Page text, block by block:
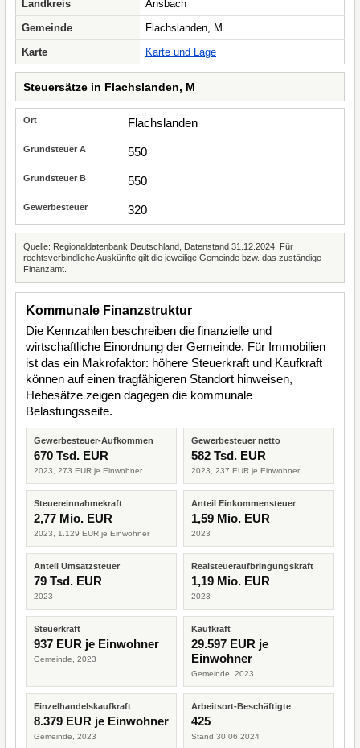
Landkreis
Ansbach
Gemeinde
Flachslanden, M
Karte
Karte und Lage
Steuersätze in Flachslanden, M
Flachslanden
550
550
320
Quelle: Regionaldatenbank Deutschland, Datenstand 31.12.2024. Für
rechtsverbindliche Auskünfte gilt die jeweilige Gemeinde bzw. das zuständige
Finanzamt.
Kommunale Finanzstruktur
Die Kennzahlen beschreiben die finanzielle und
wirtschaftliche Einordnung der Gemeinde. Für Immobilien
ist das ein Makrofaktor: höhere Steuerkraft und Kaufkraft
können auf einen tragfähigeren Standort hinweisen,
Hebesätze zeigen dagegen die kommunale
Belastungsseite.
Gewerbesteuer-Aufkommen
670 Tsd. EUR
2023, 273 EUR je Einwohner
Gewerbesteuer netto
582 Tsd. EUR
2023, 237 EUR je Einwohner
Steuereinnahmekraft
2,77 Mio. EUR
2023, 1.129 EUR je Einwohner
Anteil Einkommensteuer
1,59 Mio. EUR
2023
Anteil Umsatzsteuer
79 Tsd. EUR
2023
Realsteueraufbringungskraft
1,19 Mio. EUR
2023
Steuerkraft
937 EUR je Einwohner
Gemeinde, 2023
Kaufkraft
29.597 EUR je
Einwohner
Gemeinde, 2023
Einzelhandelskaufkraft
8.379 EUR je Einwohner
Gemeinde, 2023
Arbeitsort-Beschäftigte
425
Stand 30.06.2024